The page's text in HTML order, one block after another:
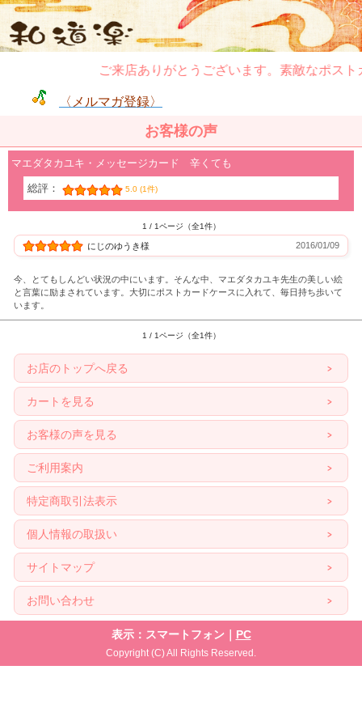
ご来店ありがとうございます。素敵なポス
〈メルマガ登録〉
お客様の声
マエダタカユキ・メッセージカード 辛くても
総評： 5.0 (1件)
1 / 1ページ（全1件）
にじのゆうき様 2016/01/09
今、とてもしんどい状況の中にいます。そんな中、マエダタカユキ先生の美しい絵
と言葉に励まされています。大切にポストカードケースに入れて、毎日持ち歩いて
います。
1 / 1ページ（全1件）
お店のトップへ戻る
カートを見る
お客様の声を見る
ご利用案内
特定商取引法表示
個人情報の取扱い
サイトマップ
お問い合わせ
表示：スマートフォン｜ PC
Copyright (C) All Rights Reserved.